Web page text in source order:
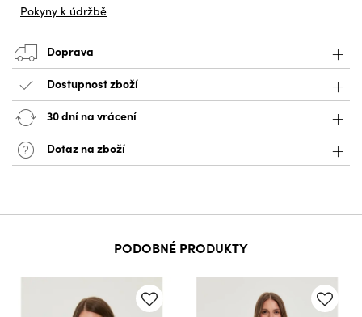
Pokyny k údržbě
Doprava
Dostupnost zboží
30 dní na vrácení
Dotaz na zboží
PODOBNÉ PRODUKTY